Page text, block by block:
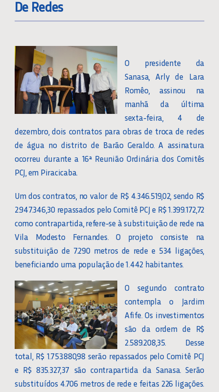
De Redes
O presidente da
Sanasa, Arly de Lara
Romêo, assinou na
manhã da última
sexta-feira, 4 de
dezembro, dois contratos para obras de troca de redes
de água no distrito de Barão Geraldo. A assinatura
ocorreu durante a 16ª Reunião Ordinária dos Comitês
PCJ, em Piracicaba.
Um dos contratos, no valor de R$ 4.346.519,02, sendo R$
2.947.346,30 repassados pelo Comitê PCJ e R$ 1.399.172,72
como contrapartida, refere-se à substituição de rede na
Vila Modesto Fernandes. O projeto consiste na
substituição de 7.290 metros de rede e 534 ligações,
beneficiando uma população de 1.442 habitantes.
O segundo contrato
contempla o Jardim
Afife. Os investimentos
são da ordem de R$
2.589.208,35. Desse
total, R$ 1.753.880,98 serão repassados pelo Comitê PCJ
e R$ 835.327,37 são contrapartida da Sanasa. Serão
substituídos 4.706 metros de rede e feitas 226 ligações.